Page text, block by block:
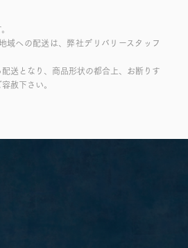
域への配送は、弊社デリバリースタッフ
送となり、商品形状の都合上、お断りす
赦下さい。